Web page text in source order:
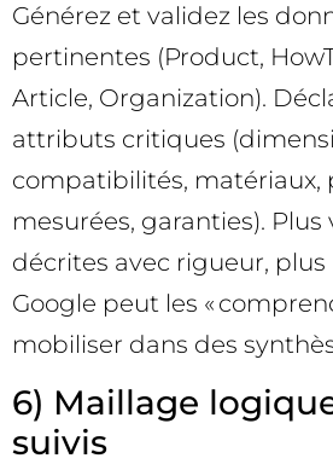
Générez et validez les
pertinentes (Product,
Article, Organization).
attributs critiques
compatibilités, matériaux,
mesurées, garanties).
décrites avec rigueur, plus
Google peut les «
mobiliser dans des
6) Maillage
suivis